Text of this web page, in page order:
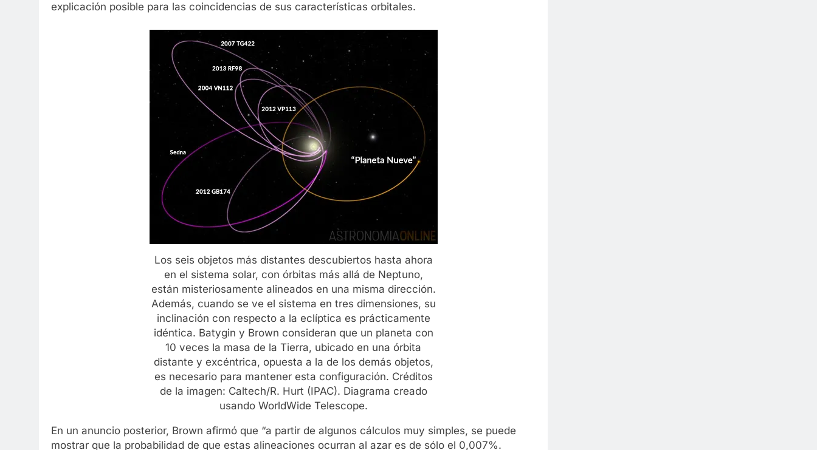
explicación posible para las coincidencias de sus características orbitales.
Los seis objetos más distantes descubiertos hasta ahora
en el sistema solar, con órbitas más allá de Neptuno,
están misteriosamente alineados en una misma dirección.
Además, cuando se ve el sistema en tres dimensiones, su
inclinación con respecto a la eclíptica es prácticamente
idéntica. Batygin y Brown consideran que un planeta con
10 veces la masa de la Tierra, ubicado en una órbita
distante y excéntrica, opuesta a la de los demás objetos,
es necesario para mantener esta configuración. Créditos
de la imagen: Caltech/R. Hurt (IPAC). Diagrama creado
usando WorldWide Telescope.
En un anuncio posterior, Brown afirmó que “a partir de algunos cálculos muy simples, se puede
mostrar que la probabilidad de que estas alineaciones ocurran al azar es de sólo el 0,007%.